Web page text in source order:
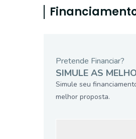
Pretende Financiar?
SIMULE AS
Simule seu
melhor proposta.